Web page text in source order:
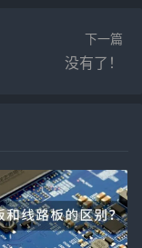
下一篇
没有了！